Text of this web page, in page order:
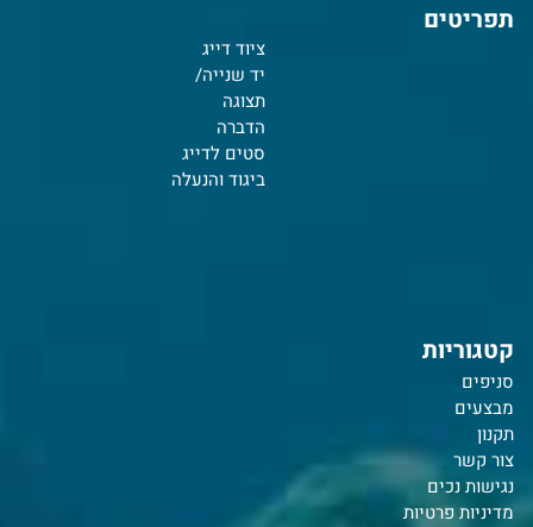
תפריטים
ציוד דייג
יד שנייה/
תצוגה
הדברה
סטים לדייג
ביגוד והנעלה
קטגוריות
סניפים
מבצעים
תקנון
צור קשר
נגישות נכים
מדיניות פרטיות